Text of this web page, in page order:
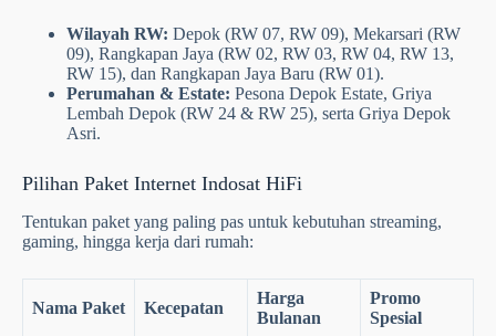
Wilayah RW: Depok (RW 07, RW 09), Mekarsari (RW
09), Rangkapan Jaya (RW 02, RW 03, RW 04, RW 13,
RW 15), dan Rangkapan Jaya Baru (RW 01).
Perumahan & Estate: Pesona Depok Estate, Griya
Lembah Depok (RW 24 & RW 25), serta Griya Depok
Asri.
Pilihan Paket Internet Indosat HiFi
Tentukan paket yang paling pas untuk kebutuhan streaming,
gaming, hingga kerja dari rumah:
Nama Paket Kecepatan
Harga
Bulanan
Promo
Spesial